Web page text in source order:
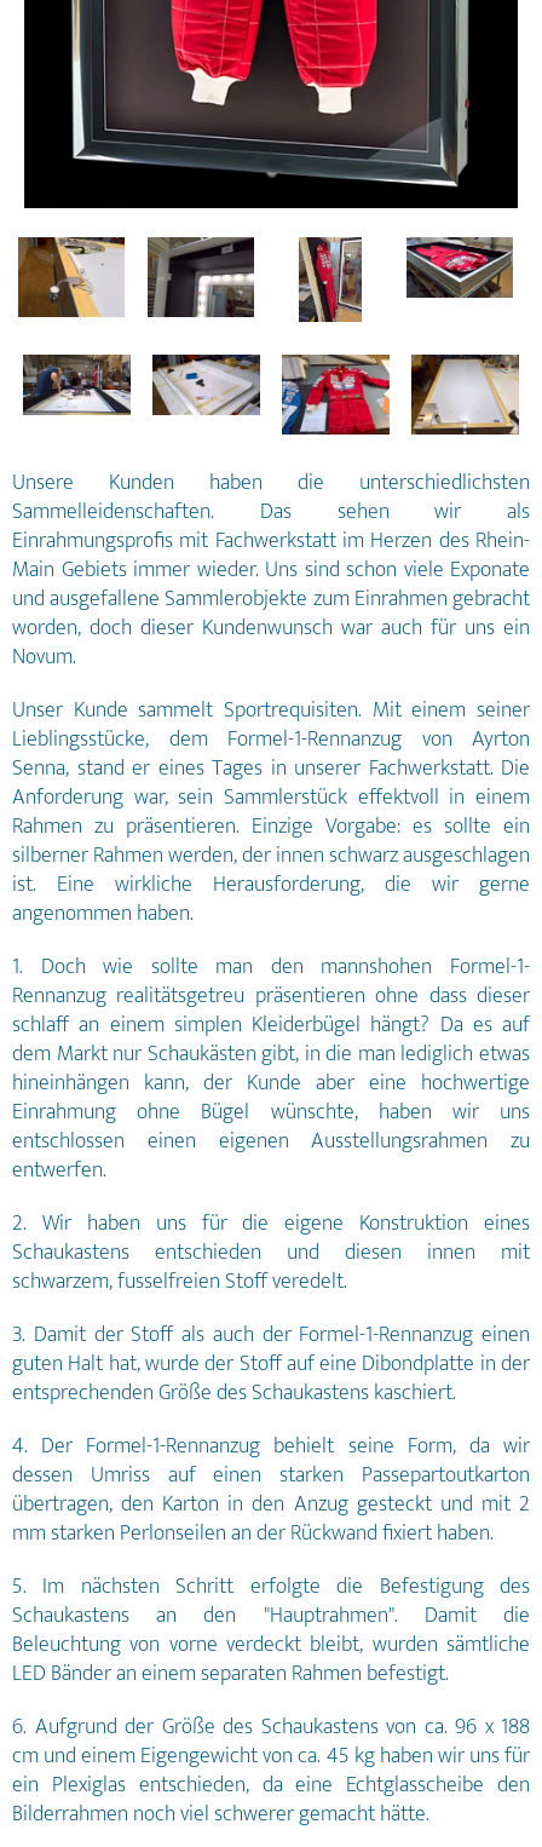
Unsere Kunden haben die unterschiedlichsten
Sammelleidenschaften. Das sehen wir als
Einrahmungsprofis mit Fachwerkstatt im Herzen des Rhein-
Main Gebiets immer wieder. Uns sind schon viele Exponate
und ausgefallene Sammlerobjekte zum Einrahmen gebracht
worden, doch dieser Kundenwunsch war auch für uns ein
Novum.
Unser Kunde sammelt Sportrequisiten. Mit einem seiner
Lieblingsstücke, dem Formel-1-Rennanzug von Ayrton
Senna, stand er eines Tages in unserer Fachwerkstatt. Die
Anforderung war, sein Sammlerstück effektvoll in einem
Rahmen zu präsentieren. Einzige Vorgabe: es sollte ein
silberner Rahmen werden, der innen schwarz ausgeschlagen
ist. Eine wirkliche Herausforderung, die wir gerne
angenommen haben.
1. Doch wie sollte man den mannshohen Formel-1-
Rennanzug realitätsgetreu präsentieren ohne dass dieser
schlaff an einem simplen Kleiderbügel hängt? Da es auf
dem Markt nur Schaukästen gibt, in die man lediglich etwas
hineinhängen kann, der Kunde aber eine hochwertige
Einrahmung ohne Bügel wünschte, haben wir uns
entschlossen einen eigenen Ausstellungsrahmen zu
entwerfen.
2. Wir haben uns für die eigene Konstruktion eines
Schaukastens entschieden und diesen innen mit
schwarzem, fusselfreien Stoff veredelt.
3. Damit der Stoff als auch der Formel-1-Rennanzug einen
guten Halt hat, wurde der Stoff auf eine Dibondplatte in der
entsprechenden Größe des Schaukastens kaschiert.
4. Der Formel-1-Rennanzug behielt seine Form, da wir
dessen Umriss auf einen starken Passepartoutkarton
übertragen, den Karton in den Anzug gesteckt und mit 2
mm starken Perlonseilen an der Rückwand fixiert haben.
5. Im nächsten Schritt erfolgte die Befestigung des
Schaukastens an den "Hauptrahmen". Damit die
Beleuchtung von vorne verdeckt bleibt, wurden sämtliche
LED Bänder an einem separaten Rahmen befestigt.
6. Aufgrund der Größe des Schaukastens von ca. 96 x 188
cm und einem Eigengewicht von ca. 45 kg haben wir uns für
ein Plexiglas entschieden, da eine Echtglasscheibe den
Bilderrahmen noch viel schwerer gemacht hätte.